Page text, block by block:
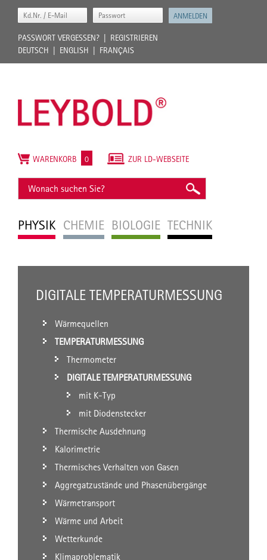
PASSWORT VERGESSEN?
REGISTRIEREN
DEUTSCH
ENGLISH FRANÇAIS
PHYSIK CHEMIE BIOLOGIE TECHNIK
ZUR LD-WEBSEITE
WARENKORB 0
DIGITALE TEMPERATURMESSUNG
Wärmequellen
TEMPERATURMESSUNG
Thermometer
DIGITALE TEMPERATURMESSUNG
mit K-Typ
mit Diodenstecker
Thermische Ausdehnung
Kalorimetrie
Thermisches Verhalten von Gasen
Aggregatzustände und Phasenübergänge
Wärmetransport
Wärme und Arbeit
Wetterkunde
Klimaproblematik